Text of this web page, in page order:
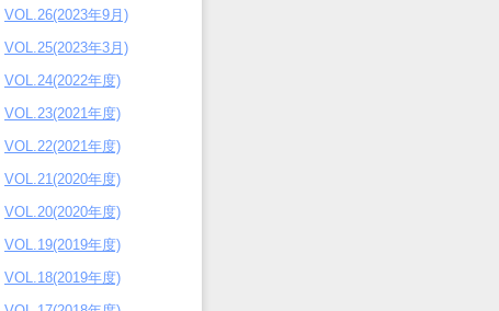
VOL.26(2023年9月)
VOL.25(2023年3月)
VOL.24(2022年度)
VOL.23(2021年度)
VOL.22(2021年度)
VOL.21(2020年度)
VOL.20(2020年度)
VOL.19(2019年度)
VOL.18(2019年度)